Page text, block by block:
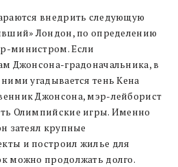
внедрить следующую
Лондон, по определению
министром. Если
Джонсона-градоначальника, в
угадывается тень Кена
Джонсона, мэр-лейборист
Олимпийские игры. Именно
затеял крупные
и построил жилье для
можно продолжать долго.